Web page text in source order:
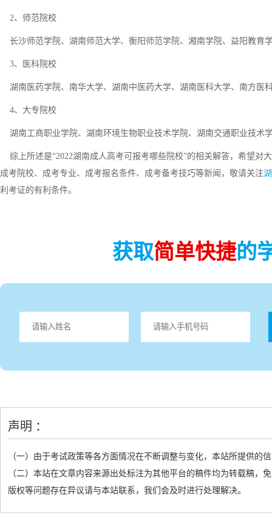
2、师范院校
长沙师范学院、湖南师范大学、衡阳师范学院、湘南学院、益阳教育
3、医科院校
湖南医药学院、南华大学、湖南中医药大学、湖南医科大学、南方医
4、大专院校
湖南工商职业学院、湖南环境生物职业技术学院、湖南交通职业技术
综上所述是“2022湖南成人高考可报考哪些院校”的相关解答，希望对
成考院校、成考专业、成考报名条件、成考备考技巧等新闻，敬请关注
利考证的有利条件。
获取简单快捷的
声明 ：
（一）由于考试政策等各方面情况在不断调整与变化，本站所提供的
（二）本站在文章内容来源出处标注为其他平台的稿件均为转载稿
版权等问题存在异议请与本站联系，我们会及时进行处理解决。